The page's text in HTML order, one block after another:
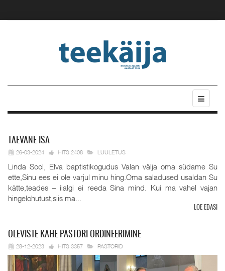
TAEVANE ISA
26-03-2024 HITS:2408 LUULETUS
Linda Sool, Elva baptistikogudus Valan välja oma südame Su
ette,Sinu ees ei ole varjul minu hing.Oma saladused usaldan Su
kätte,teades – iialgi ei reeda Sina mind. Kui ma vahel vajan
hingelohutust,siis ma...
LOE EDASI
OLEVISTE KAHE PASTORI ORDINEERIMINE
28-12-2023 HITS:3357 PASTORID